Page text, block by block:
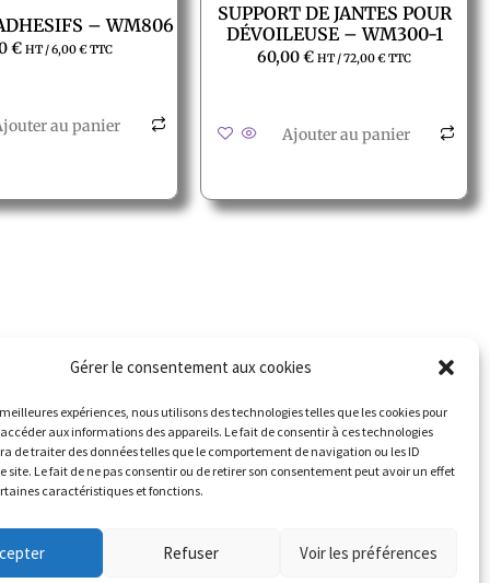
Gérer le consentement aux cookies
expériences, nous utilisons des technologies telles que les cookies pour
aux informations des appareils. Le fait de consentir à ces technologies
de traiter des données telles que le comportement de navigation ou les ID
site. Le fait de ne pas consentir ou de retirer son consentement peut avoir un effet
caractéristiques et fonctions.
Refuser Voir les préférences
– WM806
€ HT /6,00€TTC
au panier
SUPPORT DE JANTES POUR
DÉVOILEUSE – WM300-1
60,00€ HT /72,00€TTC
Ajouter au panier
météo